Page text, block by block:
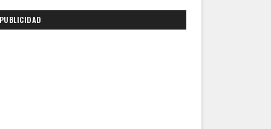
PUBLICIDAD